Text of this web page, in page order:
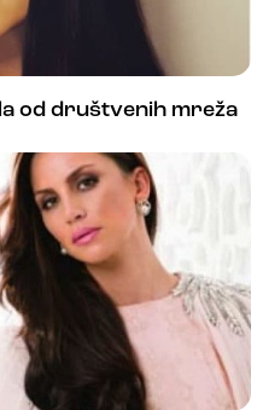
od društvenih mreža